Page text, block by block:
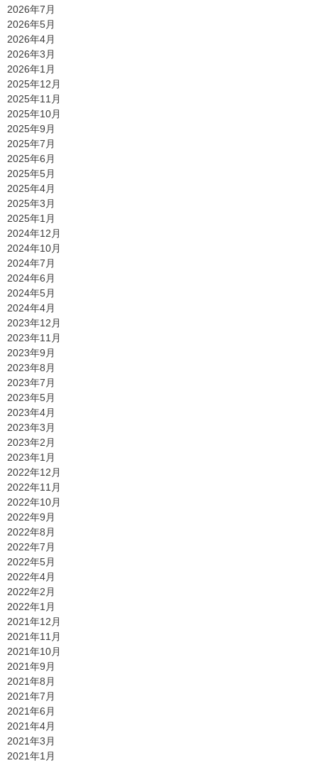
2026年7月
2026年5月
2026年4月
2026年3月
2026年1月
2025年12月
2025年11月
2025年10月
2025年9月
2025年7月
2025年6月
2025年5月
2025年4月
2025年3月
2025年1月
2024年12月
2024年10月
2024年7月
2024年6月
2024年5月
2024年4月
2023年12月
2023年11月
2023年9月
2023年8月
2023年7月
2023年5月
2023年4月
2023年3月
2023年2月
2023年1月
2022年12月
2022年11月
2022年10月
2022年9月
2022年8月
2022年7月
2022年5月
2022年4月
2022年2月
2022年1月
2021年12月
2021年11月
2021年10月
2021年9月
2021年8月
2021年7月
2021年6月
2021年4月
2021年3月
2021年1月